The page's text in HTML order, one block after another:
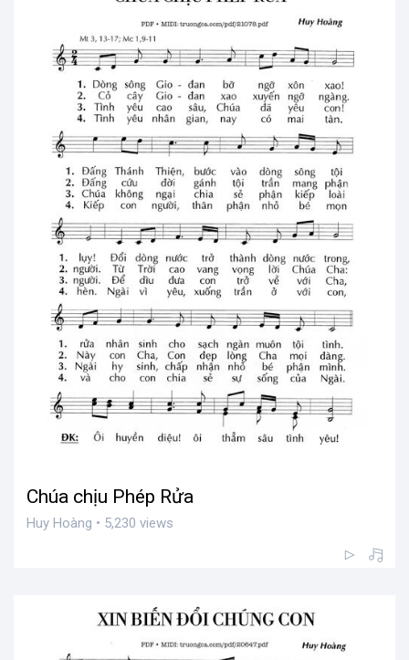
Chúa chịu Phép Rửa
Huy Hoàng • 5,230 views